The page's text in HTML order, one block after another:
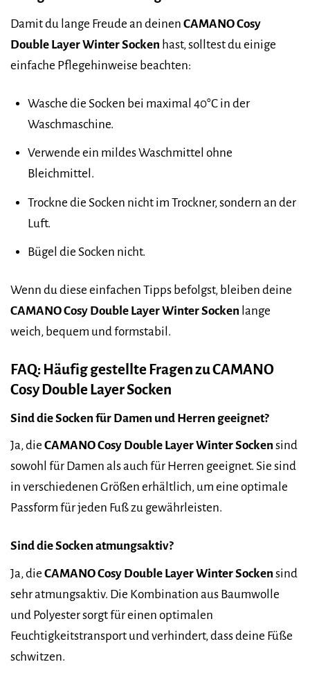
Damit du lange Freude an deinen CAMANO Cosy
Double Layer Winter Socken hast, solltest du einige
einfache Pflegehinweise beachten:
Wasche die Socken bei maximal 40°C in der
Waschmaschine.
Verwende ein mildes Waschmittel ohne
Bleichmittel.
Trockne die Socken nicht im Trockner, sondern an der
Luft.
Bügel die Socken nicht.
Wenn du diese einfachen Tipps befolgst, bleiben deine
CAMANO Cosy Double Layer Winter Socken lange
weich, bequem und formstabil.
FAQ: Häufig gestellte Fragen zu CAMANO
Cosy Double Layer Socken
Sind die Socken für Damen und Herren geeignet?
Ja, die CAMANO Cosy Double Layer Winter Socken sind
sowohl für Damen als auch für Herren geeignet. Sie sind
in verschiedenen Größen erhältlich, um eine optimale
Passform für jeden Fuß zu gewährleisten.
Sind die Socken atmungsaktiv?
Ja, die CAMANO Cosy Double Layer Winter Socken sind
sehr atmungsaktiv. Die Kombination aus Baumwolle
und Polyester sorgt für einen optimalen
Feuchtigkeitstransport und verhindert, dass deine Füße
schwitzen.